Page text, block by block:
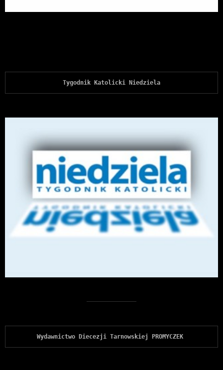
Tygodnik Katolicki Niedziela
Wydawnictwo Diecezji Tarnowskiej PROMYCZEK